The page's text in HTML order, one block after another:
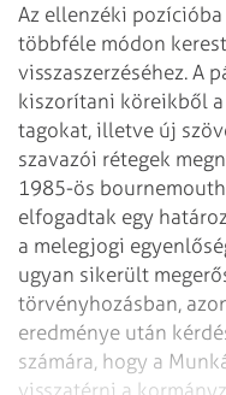
Az ellenzéki
többféle módon
visszaszerzéséhez. A
kiszorítani köreikből
tagokat, illetve új
szavazói rétegek
1985-ös
elfogadtak egy
a melegjogi
ugyan sikerült
törvényhozásban,
eredménye után
számára, hogy a
visszatérni a